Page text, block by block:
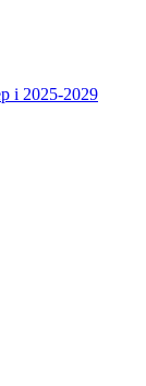
i 2025-2029